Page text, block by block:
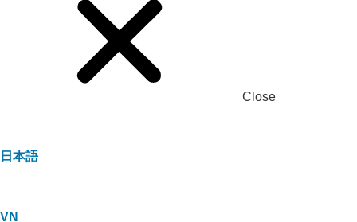
Close
日本語
VN